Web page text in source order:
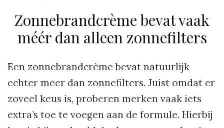
Zonnebrandcrème bevat vaak
méér dan alleen zonnefilters
Een zonnebrandcrème bevat natuurlijk
echter meer dan zonnefilters. Juist omdat er
zoveel keus is, proberen merken vaak iets
extra’s toe te voegen aan de formule. Hierbij